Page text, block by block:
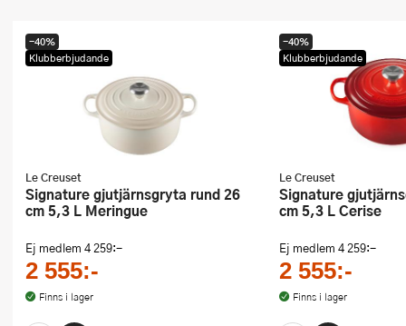
Le Creuset
Signature gjutjärnsgryta rund 26
cm 5,3 L Meringue
Ej medlem 4 259:-
2 555:-
Finns i lager
-40%
Klubberbjudande
Le Creuset
Signature gjutjärnsgryta rund 26
cm 5,3 L Cerise
Ej medlem 4 259:-
2 555:-
Finns i lager
-40%
Klubberbjudande